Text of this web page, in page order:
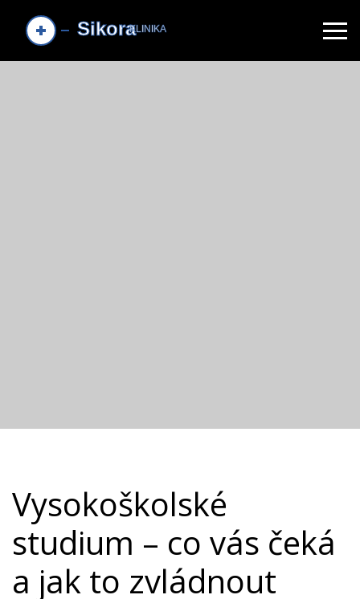
Vysokoškolské
studium – co vás čeká
a jak to zvládnout